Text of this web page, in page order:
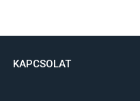
KAPCSOLAT